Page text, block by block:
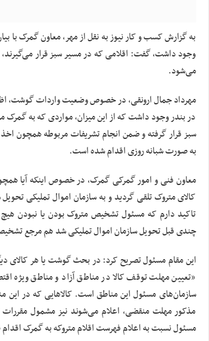
وجود داشت، گفت: اقلامی که در مسیر سبز قرار می‌گیرند،
می‌شود.
در بندر وجود داشت که از این میزان، مواردی که به گمرک
سبز قرار گرفته و ضمن انجام تشریفات مربوطه همچون
به صورت شبانه روزی اقدام شده است.
کالای متروک تلقی گردید و به سازمان اموال تملیکی
تاکید دارم که مسئول تشخیص متروک بودن یا نبودن
چندی قبل تحویل سازمان اموال تملیکی شد هم مرجع
«تعیین مهلت توقف کالا در مناطق آزاد و مناطق ویژه
سازمان‌های مسئول این مناطق است. کالاهایی که در
مذکور مهلت منقضی، اعلام می‌شوند نیز مشمول مقررات
مسئول نسبت به اعلام فهرست اقلام متروکه به گمرک